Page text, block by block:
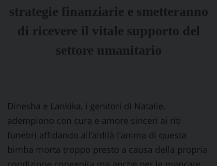
strategie finanziarie e smetteranno
di ricevere il vitale supporto del
settore umanitario
Dinesha e Lankika, i genitori di Natalie,
adempiono con cura e amore sinceri ai riti
funebri affidando all’aldilà l’anima di questa
bimba morta troppo presto a causa della propria